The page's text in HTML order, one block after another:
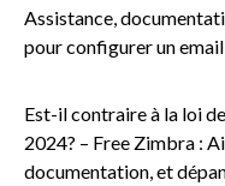
Assistance,
pour configurer un
Est-il contraire à la loi
2024? – Free Zimbra :
documentation, et